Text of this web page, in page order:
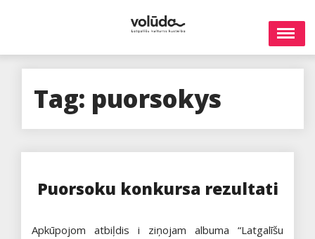
Tag: puorsokys
Puorsoku konkursa rezultati
Apkūpojom atbiļdis i ziņojam albuma “Latgalīšu